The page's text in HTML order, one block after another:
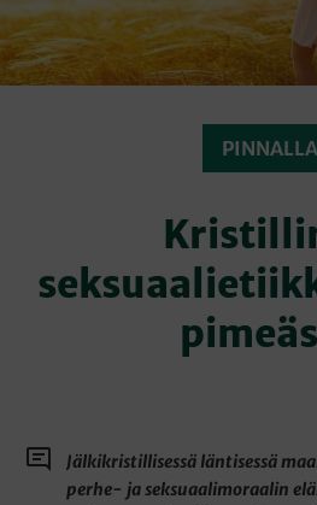
PINNALLA
Jälkikristillisessä läntisessä
perhe- ja seksuaalimoraalin